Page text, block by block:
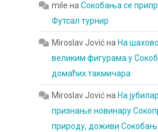
mile наСокобања се
Футсал турнир
Miroslav Jovićна На
великим фигурама у
домаћих такмичара
Miroslav Jovićна На
признање новинару
природу, доживи